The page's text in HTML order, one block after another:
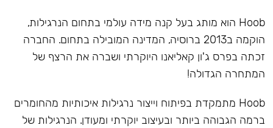
Hoob הוא מותג בעל קנה מידה עולמי בתחום הנרגילות,
הוקמה ב2013 ברוסיה, המדינה המובילה בתחום. החברה
זכתה בפרס ג'ון קאליאנו היוקרתי ושברה את הרצף של
המתחרה הגדולה!
Hoob מתמקדת בפיתוח וייצור נרגילות איכותיות מהחומרים
ברמה הגבוהה ביותר ובעיצוב יוקרתי ומעודן. הנרגילות של